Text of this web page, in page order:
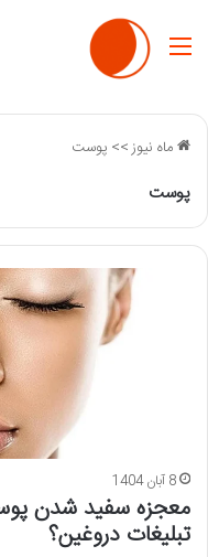
منو
ماه نیوز>> پوست
پوست
8 آبان 1404
معجزه سفید شدن
تبلیغات دروغین؟